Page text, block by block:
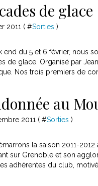
de glace
2011 ( #Sorties )
end du 5 et 6 février, nous
de glace. Organisé par
Nos trois premiers de
au
2011 ( #Sorties )
la saison 2011-
sur Grenoble et son
adhérentes du club,